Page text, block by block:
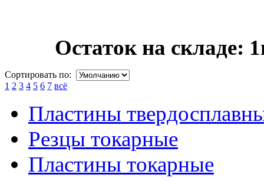
Остаток на складе:
Сортировать по:
1 2 3 4 5 6 7 всё
Пластины
Резцы токарные
Пластины токарные